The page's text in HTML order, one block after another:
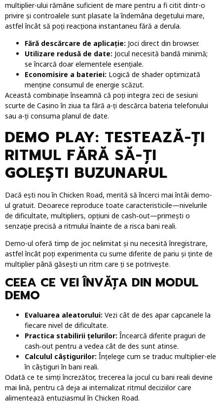
multiplier-ului rămâne suficient de mare pentru a fi citit dintr-o
privire și controalele sunt plasate la îndemâna degetului mare,
astfel încât să poți reacționa instantaneu fără a derula.
Fără descărcare de aplicație: Joci direct din browser.
Utilizare redusă de date: Jocul necesită bandă minimă;
se încarcă doar elementele esențiale.
Economisire a bateriei: Logică de shader optimizată
menține consumul de energie scăzut.
Această combinație înseamnă că poți integra zeci de sesiuni
scurte de Casino în ziua ta fără a-ți descărca bateria telefonului
sau a-ți consuma planul de date.
DEMO PLAY: TESTEAZĂ-ȚI
RITMUL FĂRĂ SĂ-ȚI
GOLEȘTI BUZUNARUL
Dacă ești nou în Chicken Road, merită să încerci mai întâi demo-
ul gratuit. Deoarece reproduce toate caracteristicile—nivelurile
de dificultate, multipliers, opțiuni de cash‑out—primești o
senzație precisă a ritmului înainte de a risca bani reali.
Demo-ul oferă timp de joc nelimitat și nu necesită înregistrare,
astfel încât poți experimenta cu sume diferite de pariu și ținte de
multiplier până găsești un ritm care ți se potrivește.
CEEA CE VEI ÎNVĂȚA DIN MODUL
DEMO
Evaluarea aleatorului: Vezi cât de des apar capcanele la
fiecare nivel de dificultate.
Practica stabilirii țelurilor: Încearcă diferite praguri de
cash‑out pentru a vedea cât de des sunt atinse.
Calculul câștigurilor: Înțelege cum se traduc multiplier-ele
în câștiguri în bani reali.
Odată ce te simți încrezător, trecerea la jocul cu bani reali devine
mai lină, pentru că deja ai internalizat ritmul deciziilor care
alimentează entuziasmul în Chicken Road.